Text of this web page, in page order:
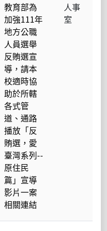
教育部為
加強111年
地方公職
人員選舉
反賄選宣
導，請本
校適時協
助於所轄
各式管
道、通路
播放「反
賄選，愛
臺灣系列--
原住民
篇」宣導
影片一案
相關連結
人事
室